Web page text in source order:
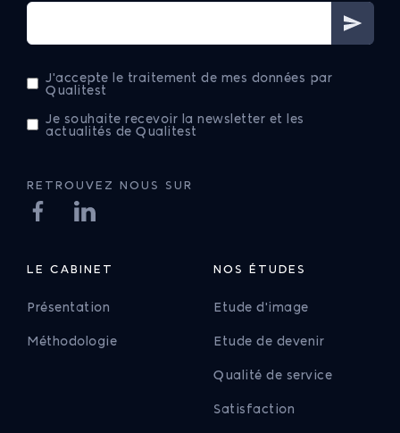
J'accepte le traitement de mes données par
Qualitest
Je souhaite recevoir la newsletter et les
actualités de Qualitest
Présentation
Méthodologie
NOS ÉTUDES
Etude d'image
Etude de devenir
Qualité de service
Satisfaction